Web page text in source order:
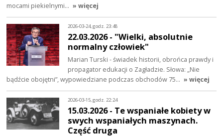
mocami piekielnymi… » więcej
2026-03-24, godz. 23:48
22.03.2026 - "Wielki, absolutnie
normalny człowiek"
Marian Turski - świadek historii, obrońca prawdy i
propagator edukacji o Zagładzie. Słowa: „Nie
bądźcie obojętni”, wypowiedziane podczas obchodów 75… » więcej
2026-03-15, godz. 22:24
15.03.2026 - Te wspaniałe kobiety w
swych wspaniałych maszynach.
Część druga